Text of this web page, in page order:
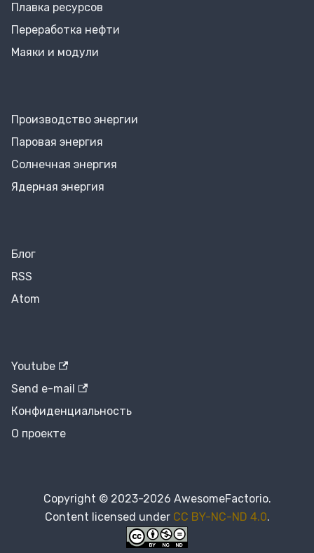
Плавка ресурсов
Переработка нефти
Маяки и модули
Производство энергии
Паровая энергия
Солнечная энергия
Ядерная энергия
Блог
RSS
Atom
Youtube
Send e-mail
Конфиденциальность
О проекте
Copyright © 2023-2026 AwesomeFactorio.
Content licensed under CC BY-NC-ND 4.0.